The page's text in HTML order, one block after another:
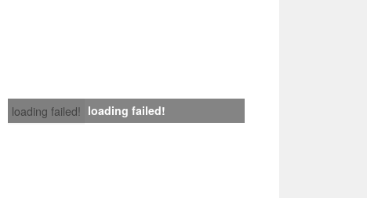
loading failed! loading failed!